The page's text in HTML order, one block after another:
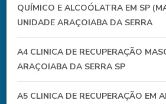
QUÍMICO E ALCOÓLATRA EM SP
UNIDADE ARAÇOIABA DA SERRA
A4 CLINICA DE RECUPERAÇÃO
ARAÇOIABA DA SERRA SP
A5 CLINICA DE RECUPERAÇÃO EM